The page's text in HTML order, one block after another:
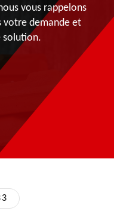
vous rappelons
votre demande et
solution.